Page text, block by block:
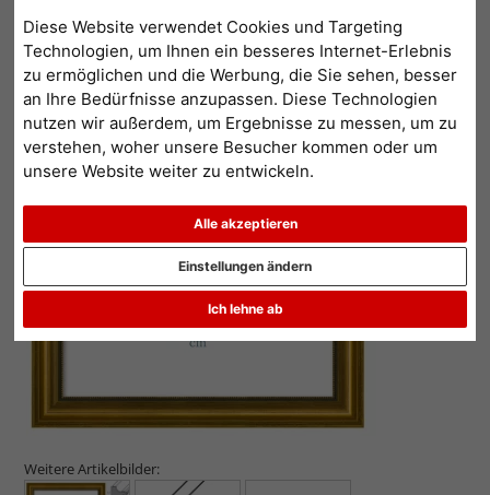
Diese Website verwendet Cookies und Targeting
Technologien, um Ihnen ein besseres Internet-Erlebnis
zu ermöglichen und die Werbung, die Sie sehen, besser
an Ihre Bedürfnisse anzupassen. Diese Technologien
nutzen wir außerdem, um Ergebnisse zu messen, um zu
verstehen, woher unsere Besucher kommen oder um
unsere Website weiter zu entwickeln.
Alle akzeptieren
Ich lehne ab
Einstellungen ändern
Weitere Artikelbilder: